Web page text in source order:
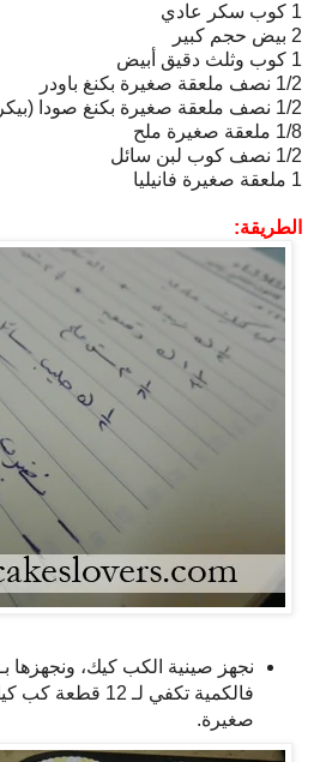
1 كوب سكر عادي
2 بيض حجم كبير
1 كوب وثلث دقيق أبيض
1/2 نصف ملعقة صغيرة بكنغ باودر
1/2 نصف ملعقة صغيرة بكنغ صودا (بيكربونات الصوديوم)
1/8 ملعقة صغيرة ملح
1/2 نصف كوب لبن سائل
1 ملعقة صغيرة فانيليا
الطريقة:
صغيرة.